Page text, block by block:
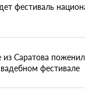
фестиваль
Саратова
фестивале